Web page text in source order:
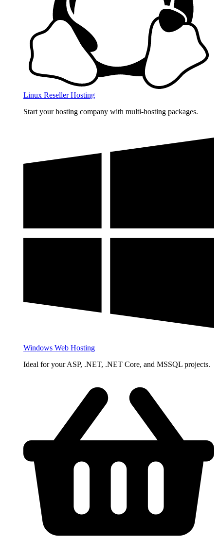
Linux Reseller Hosting
Start your hosting company with multi-hosting packages.
Windows Web Hosting
Ideal for your ASP, .NET, .NET Core, and MSSQL projects.